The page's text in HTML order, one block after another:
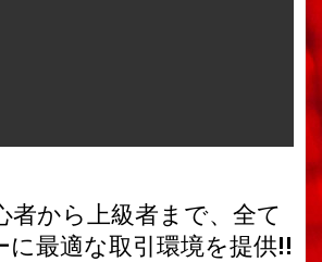
者から上級者まで、全て
に最適な取引環境を提供!!